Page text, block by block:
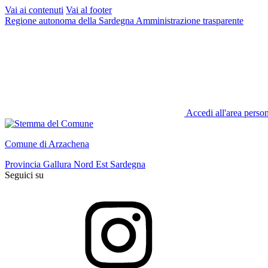
Vai ai contenuti Vai al footer
Regione autonoma della Sardegna Amministrazione trasparente
Accedi all'area
Comune di Arzachena
Provincia Gallura Nord Est Sardegna
Seguici su